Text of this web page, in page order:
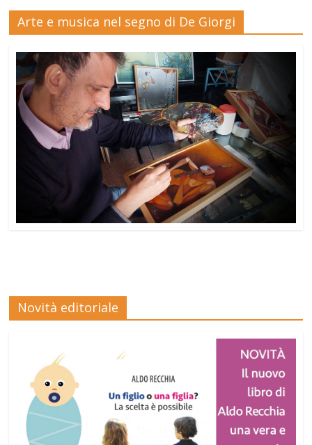
Arte e musica nel segno di De Giorgi
Novità editoriale